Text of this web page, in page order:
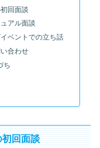
回面談
アル面談
ベントでの立ち話
合わせ
ち
回面談